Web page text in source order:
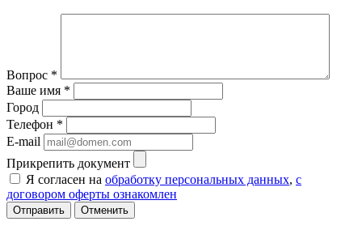
Вопрос *
Ваше имя *
Город
Телефон *
E-mail
Прикрепить документ
Я согласен на обработку персональных данных, с
договором оферты ознакомлен
Отменить